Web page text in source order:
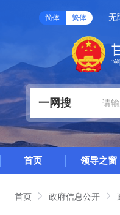
简体 繁体 无
一网搜
首页 领导之窗
首页 政府信息公开